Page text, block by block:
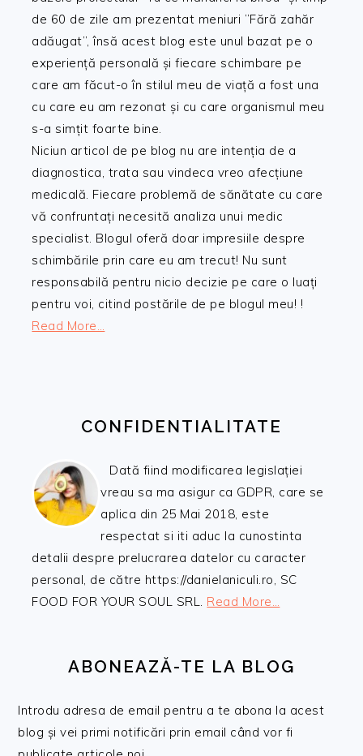
de 60 de zile am prezentat meniuri ”Fără zahăr
adăugat”, însă acest blog este unul bazat pe o
experiență personală și fiecare schimbare pe
care am făcut-o în stilul meu de viață a fost una
cu care eu am rezonat și cu care organismul meu
s-a simțit foarte bine.
Niciun articol de pe blog nu are intenția de a
diagnostica, trata sau vindeca vreo afecțiune
medicală. Fiecare problemă de sănătate cu care
vă confruntați necesită analiza unui medic
specialist. Blogul oferă doar impresiile despre
schimbările prin care eu am trecut! Nu sunt
responsabilă pentru nicio decizie pe care o luați
pentru voi, citind postările de pe blogul meu! !
Read More…
CONFIDENTIALITATE
Dată fiind modificarea legislației
vreau sa ma asigur ca GDPR, care se
aplica din 25 Mai 2018, este
respectat si iti aduc la cunostinta
detalii despre prelucrarea datelor cu caracter
personal, de către https://danielaniculi.ro, SC
FOOD FOR YOUR SOUL SRL. Read More…
ABONEAZĂ-TE LA BLOG
Introdu adresa de email pentru a te abona la acest
blog și vei primi notificări prin email când vor fi